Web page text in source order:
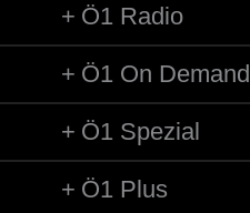
Ö1 Radio
Ö1 On Demand
Ö1 Spezial
Ö1 Plus